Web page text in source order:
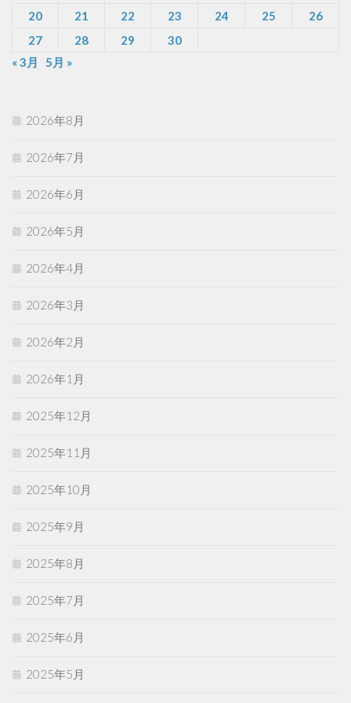
20
21 22 23 24 25
26
27
28 29
30
« 3月
5月 »
2026年8月
2026年7月
2026年6月
2026年5月
2026年4月
2026年3月
2026年2月
2026年1月
2025年12月
2025年11月
2025年10月
2025年9月
2025年8月
2025年7月
2025年6月
2025年5月